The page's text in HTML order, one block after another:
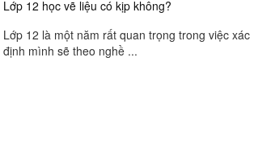
Lớp 12 học vẽ liệu có kịp không?
Lớp 12 là một năm rất quan trọng trong việc xác
định mình sẽ theo nghề ...